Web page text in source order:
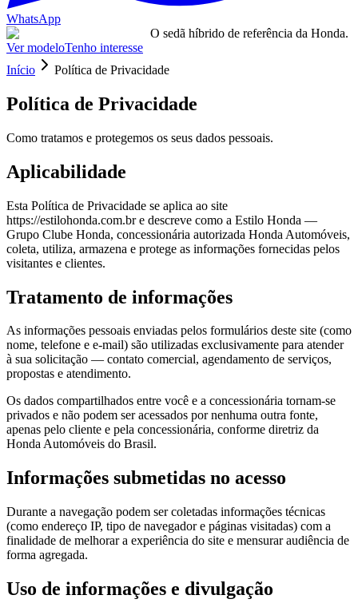
WhatsApp
O sedã híbrido de referência da Honda.
Ver modeloTenho interesse
Início
Política de Privacidade
Política de Privacidade
Como tratamos e protegemos os seus dados pessoais.
Aplicabilidade
Esta Política de Privacidade se aplica ao site
https://estilohonda.com.br e descreve como a Estilo Honda —
Grupo Clube Honda, concessionária autorizada Honda Automóveis,
coleta, utiliza, armazena e protege as informações fornecidas pelos
visitantes e clientes.
Tratamento de informações
As informações pessoais enviadas pelos formulários deste site (como
nome, telefone e e-mail) são utilizadas exclusivamente para atender
à sua solicitação — contato comercial, agendamento de serviços,
propostas e atendimento.
Os dados compartilhados entre você e a concessionária tornam-se
privados e não podem ser acessados por nenhuma outra fonte,
apenas pelo cliente e pela concessionária, conforme diretriz da
Honda Automóveis do Brasil.
Informações submetidas no acesso
Durante a navegação podem ser coletadas informações técnicas
(como endereço IP, tipo de navegador e páginas visitadas) com a
finalidade de melhorar a experiência do site e mensurar audiência de
forma agregada.
Uso de informações e divulgação